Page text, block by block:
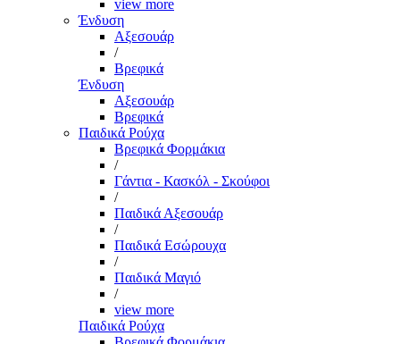
view more
Ένδυση
Αξεσουάρ
/
Βρεφικά
Ένδυση
Αξεσουάρ
Βρεφικά
Παιδικά Ρούχα
Βρεφικά Φορμάκια
/
Γάντια - Κασκόλ - Σκούφοι
/
Παιδικά Αξεσουάρ
/
Παιδικά Εσώρουχα
/
Παιδικά Μαγιό
/
view more
Παιδικά Ρούχα